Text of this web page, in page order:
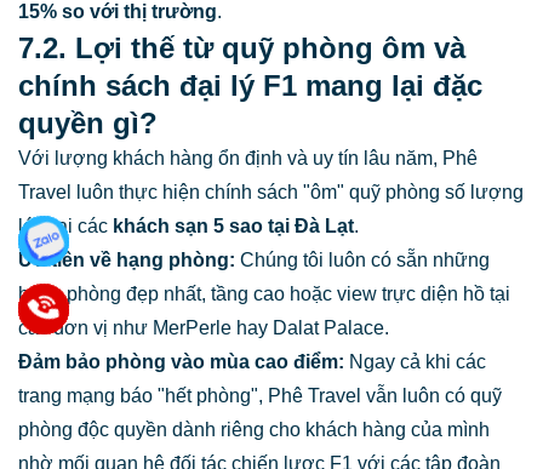
15% so với thị trường.
7.2. Lợi thế từ quỹ phòng ôm và
chính sách đại lý F1 mang lại đặc
quyền gì?
Với lượng khách hàng ổn định và uy tín lâu năm, Phê
Travel luôn thực hiện chính sách "ôm" quỹ phòng số lượng
lớn tại các khách sạn 5 sao tại Đà Lạt.
Ưu tiên về hạng phòng: Chúng tôi luôn có sẵn những
hạng phòng đẹp nhất, tầng cao hoặc view trực diện hồ tại
các đơn vị như MerPerle hay Dalat Palace.
Đảm bảo phòng vào mùa cao điểm: Ngay cả khi các
trang mạng báo "hết phòng", Phê Travel vẫn luôn có quỹ
phòng độc quyền dành riêng cho khách hàng của mình
nhờ mối quan hệ đối tác chiến lược F1 với các tập đoàn